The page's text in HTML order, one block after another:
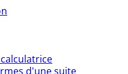
d'une suite